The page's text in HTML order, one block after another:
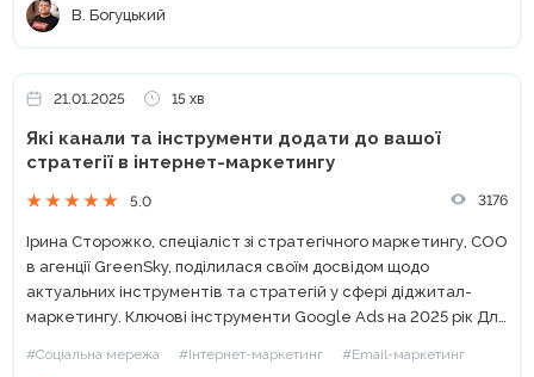
В. Богуцький
21.01.2025 15 хв
Які канали та інструменти додати до вашої
стратегії в інтернет-маркетингу
5.0 3176
Ірина Сторожко, спеціаліст зі стратегічного маркетингу, COO
в агенції GreenSky, поділилася своїм досвідом щодо
актуальних інструментів та стратегій у сфері діджитал-
маркетингу. Ключові інструменти Google Ads на 2025 рік Для
трьох основних умовах:...
#Соціальна мережа #Інтернет-маркетинг #Email-маркетинг